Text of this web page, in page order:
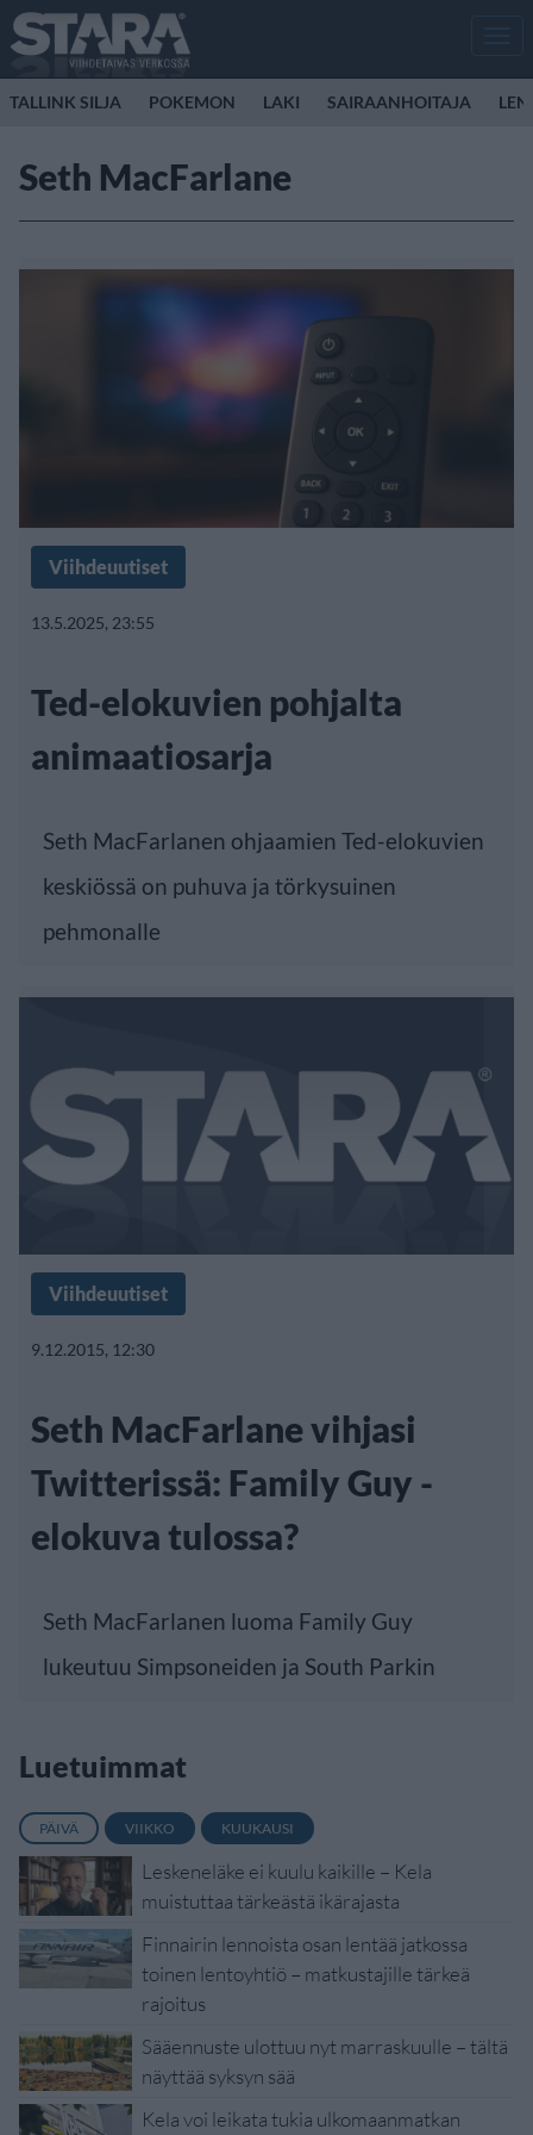
TALLINK SILJA POKEMON LAKI SAIRAANHOITAJA
Seth MacFarlane
Viihdeuutiset
13.5.2025, 23:55
Ted-elokuvien pohjalta
animaatiosarja
Seth MacFarlanen ohjaamien Ted-elokuvien
keskiössä on puhuva ja törkysuinen
pehmonalle
Viihdeuutiset
9.12.2015, 12:30
Seth MacFarlane vihjasi
Twitterissä: Family Guy -
elokuva tulossa?
Seth MacFarlanen luoma Family Guy
lukeutuu Simpsoneiden ja South Parkin
Luetuimmat
PÄIVÄ VIIKKO KUUKAUSI
Leskeneläke ei kuulu kaikille – Kela
muistuttaa tärkeästä ikärajasta
Finnairin lennoista osan lentää jatkossa
toinen lentoyhtiö – matkustajille tärkeä
rajoitus
Sääennuste ulottuu nyt marraskuulle – tältä
näyttää syksyn sää
Kela voi leikata tukia ulkomaanmatkan